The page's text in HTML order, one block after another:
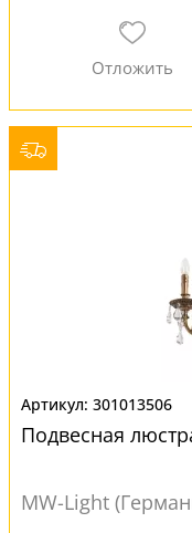
301013506
Подвесная
MW-Light